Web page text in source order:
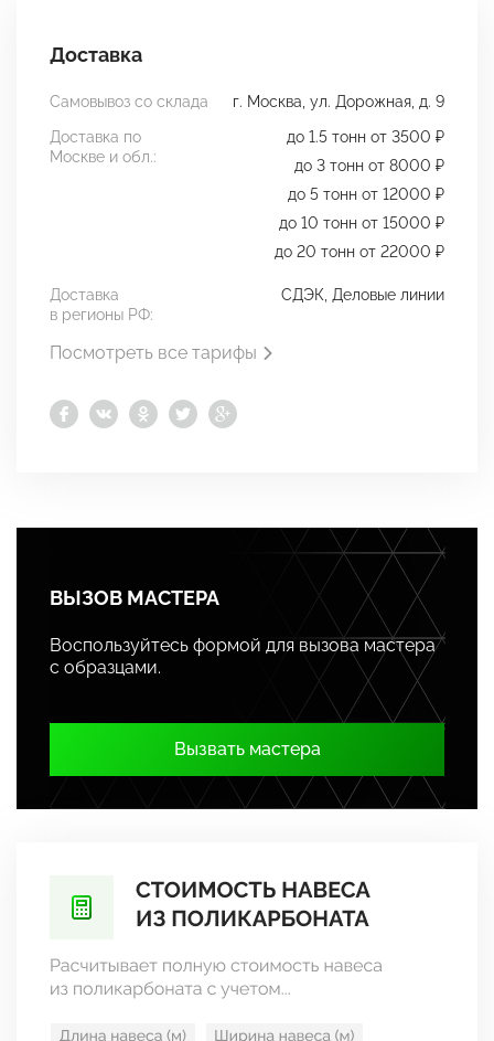
Доставка
Самовывоз со склада
г. Москва, ул. Дорожная, д. 9
Доставка по
Москве и обл.:
до 1.5 тонн от 3500 ₽
до 3 тонн от 8000 ₽
до 5 тонн от 12000 ₽
до 10 тонн от 15000 ₽
до 20 тонн от 22000 ₽
Доставка
в регионы РФ:
СДЭК, Деловые линии
Посмотреть все тарифы
ВЫЗОВ МАСТЕРА
Воспользуйтесь формой для вызова мастера
с образцами.
Вызвать мастера